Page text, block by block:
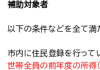
補助対象者
以下の条件などを全て満
市内に住民登録を行って
世帯全員の前年度の所